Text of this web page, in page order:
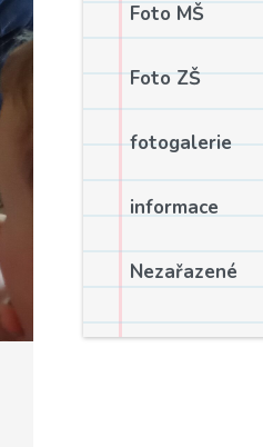
Foto MŠ
Foto ZŠ
fotogalerie
informace
Nezařazené